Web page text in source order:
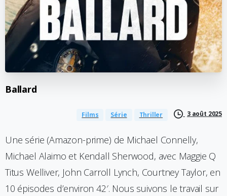
Ballard
Films Série Thriller 3 août 2025
Une série (Amazon-prime) de Michael Connelly,
Michael Alaimo et Kendall Sherwood, avec Maggie Q
Titus Welliver, John Carroll Lynch, Courtney Taylor, en
10 épisodes d’environ 42′. Nous suivons le travail sur